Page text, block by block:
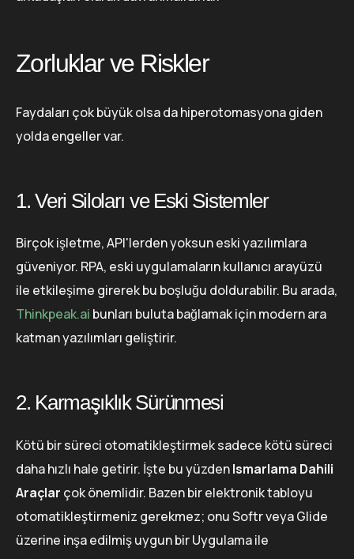
Zorluklar ve Riskler
Faydaları çok büyük olsa da hiperotomasyona giden
yolda engeller var.
1. Veri Siloları ve Eski Sistemler
Birçok işletme, API'lerden yoksun eski yazılımlara
güveniyor. RPA, eski uygulamaların kullanıcı arayüzü
ile etkileşime girerek bu boşluğu doldurabilir. Bu arada,
Thinkpeak.ai bunları buluta bağlamak için modern ara
katman yazılımları geliştirir.
2. Karmaşıklık Sürünmesi
Kötü bir süreci otomatikleştirmek sadece kötü süreci
daha hızlı hale getirir. İşte bu yüzdenIsmarlama Dahili
Araçlar çok önemlidir. Bazen bir elektronik tabloyu
otomatikleştirmeniz gerekmez; onu Softr veya Glide
üzerine inşa edilmiş uygun bir Uygulama ile